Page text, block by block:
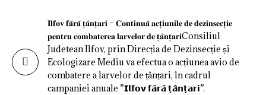
𝐈𝐥𝐟𝐨𝐯 𝐟𝐚̆𝐫𝐚̆ 𝐭̦𝐚̂𝐧𝐭̦𝐚𝐫𝐢 – 𝐂𝐨𝐧𝐭𝐢𝐧𝐮𝐚̆ 𝐚𝐜𝐭̦𝐢𝐮𝐧𝐢𝐥𝐞 𝐝𝐞 𝐝𝐞𝐳𝐢𝐧𝐬𝐞𝐜𝐭̦𝐢𝐞
𝐩𝐞𝐧𝐭𝐫𝐮 𝐜𝐨𝐦𝐛𝐚𝐭𝐞𝐫𝐞𝐚 𝐥𝐚𝐫𝐯𝐞𝐥𝐨𝐫 𝐝𝐞 𝐭̦𝐚̂𝐧𝐭̦𝐚𝐫𝐢Consiliul
Judetean Ilfov, prin Direcția de Dezinsecție și
Ecologizare Mediu va efectua o acțiunea avio de
combatere a larvelor de țânțari, în cadrul
campaniei anuale ”𝗜𝗹𝗳𝗼𝘃 𝗳𝗮̆𝗿𝗮̆ 𝘁̦𝗮̂𝗻𝘁̦𝗮𝗿𝗶”.